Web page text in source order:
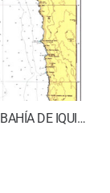
CARTA SHOA N° 1100 – RADA DE ARICA A BAHÍA DE IQUIQUE